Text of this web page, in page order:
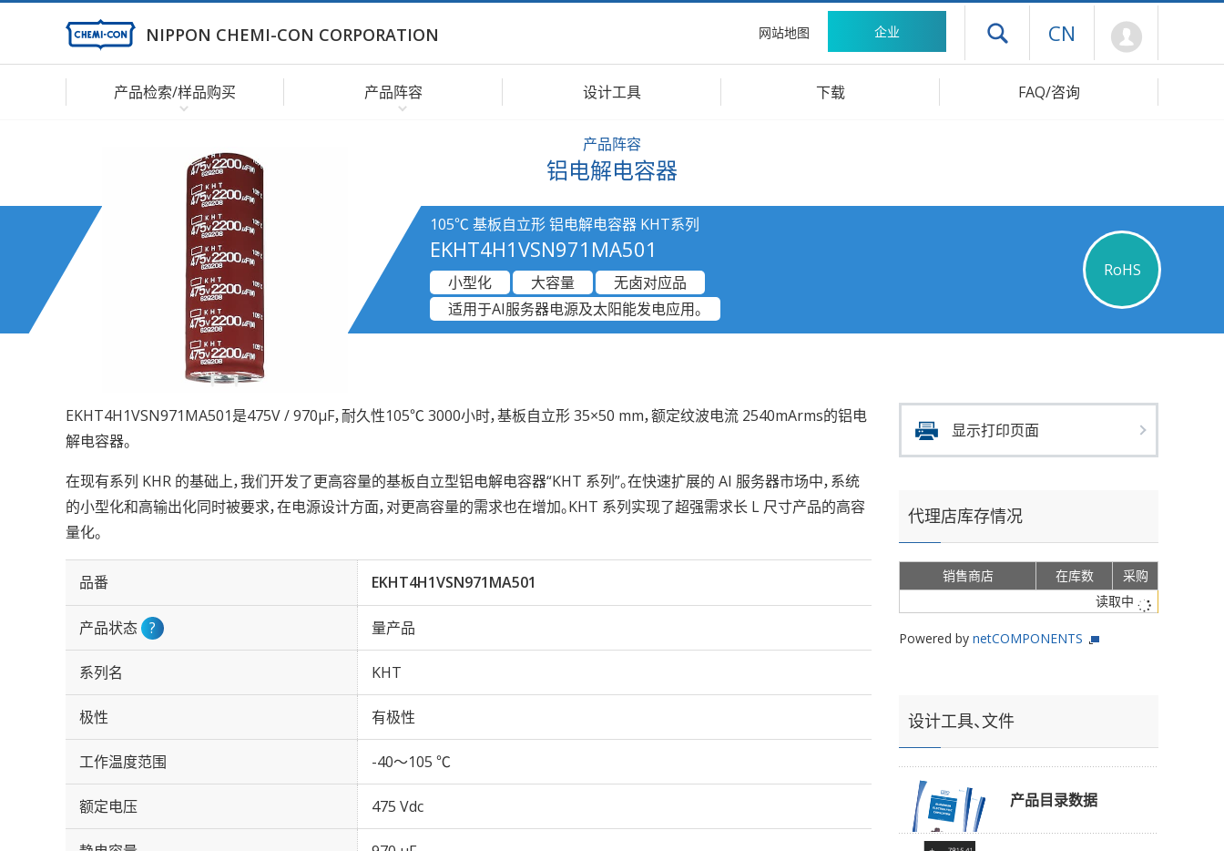
NIPPON CHEMI-CON CORPORATION 网站地图 企业 打开抽屉菜单
CN
产品检索/样品购买 产品阵容 设计工具 下载 FAQ/咨询
产品阵容
铝电解电容器
105℃ 基板自立形 铝电解电容器 KHT系列
EKHT4H1VSN971MA501
RoHS
小型化 大容量
无卤对应品
适用于AI服务器电源及太阳能发电应用。
EKHT4H1VSN971MA501是475V / 970µF，耐久性105℃ 3000小时，基板自立形 35×50 mm，额定纹波电流 2540mArms的铝电
解电容器。
在现有系列 KHR 的基础上，我们开发了更高容量的基板自立型铝电解电容器“KHT 系列”。在快速扩展的 AI 服务器市场中，系统
的小型化和高输出化同时被要求，在电源设计方面，对更高容量的需求也在增加。KHT 系列实现了超强需求长 L 尺寸产品的高容
量化。
品番 EKHT4H1VSN971MA501
产品状态 ? 量产品
系列名 KHT
极性 有极性
工作温度范围 -40～105 ℃
额定电压 475 Vdc
显示打印页面
代理店库存情况
销售商店 在库数
采购
读取中
Powered by netCOMPONENTS
设计工具、文件
产品目录数据